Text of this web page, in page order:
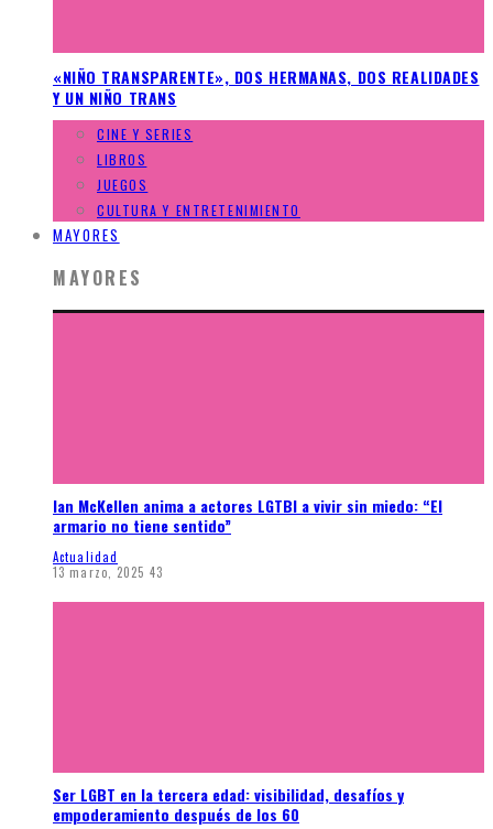
«NIÑO TRANSPARENTE», DOS HERMANAS, DOS REALIDADES
Y UN NIÑO TRANS
CINE Y SERIES
LIBROS
JUEGOS
CULTURA Y ENTRETENIMIENTO
MAYORES
MAYORES
Ian McKellen anima a actores LGTBI a vivir sin miedo: “El
armario no tiene sentido”
Actualidad
13 marzo, 2025 43
Ser LGBT en la tercera edad: visibilidad, desafíos y
empoderamiento después de los 60